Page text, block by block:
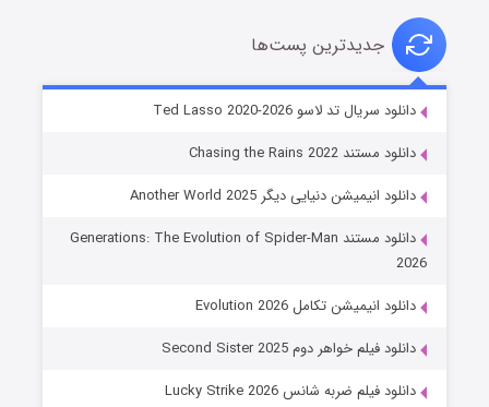
خاندان اژدها فصل ۳
جادوگری در مغولستان
جدیدترین پست‌ها
دانلود سریال تد لاسو Ted Lasso 2020-2026
دانلود مستند Chasing the Rains 2022
دانلود انیمیشن دنیایی دیگر Another World 2025
دانلود مستند Generations: The Evolution of Spider-Man
2026
دانلود انیمیشن تکامل Evolution 2026
دانلود فیلم خواهر دوم Second Sister 2025
دانلود فیلم ضربه شانس Lucky Strike 2026